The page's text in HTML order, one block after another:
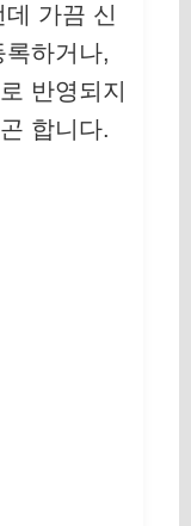
가끔 신
하거나,
반영되지
합니다.